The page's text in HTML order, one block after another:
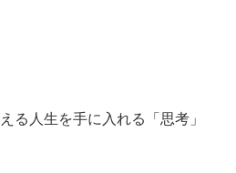
る人生を手に入れる「思考」